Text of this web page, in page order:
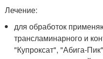
Лечение:
для обработок
трансламинарного и
"Купроксат", "Абига-